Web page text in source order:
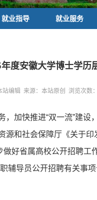
就业指导 就业服务
度安徽大学博士学历
编辑 来源：本站原创 浏览次数：
，加快推进“双一流”建
源和社会保障厅《关于
好省属高校公开招聘
辅导员公开招聘有关事项